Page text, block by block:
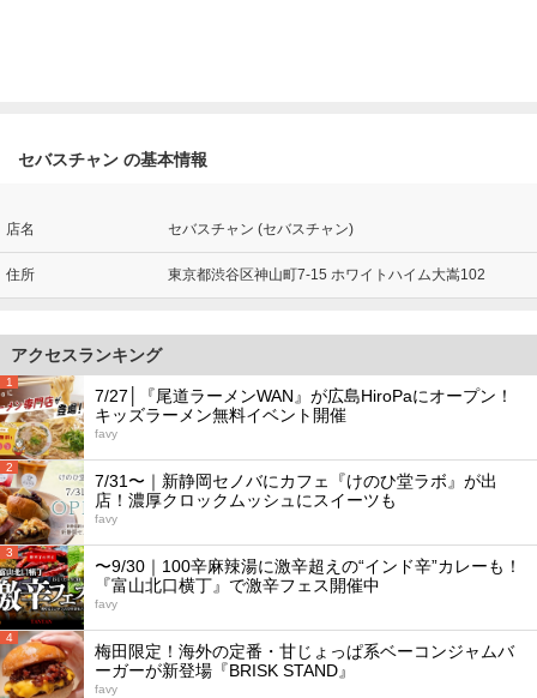
セバスチャン の基本情報
店名 セバスチャン (セバスチャン)
住所 東京都渋谷区神山町7-15 ホワイトハイム大嵩102
アクセスランキング
1
7/27│『尾道ラーメンWAN』が広島HiroPaにオープン！
キッズラーメン無料イベント開催
favy
2
7/31〜｜新静岡セノバにカフェ『けのひ堂ラボ』が出
店！濃厚クロックムッシュにスイーツも
favy
3
〜9/30｜100辛麻辣湯に激辛超えの“インド辛”カレーも！
『富山北口横丁』で激辛フェス開催中
favy
4
梅田限定！海外の定番・甘じょっぱ系ベーコンジャムバ
ーガーが新登場『BRISK STAND』
favy